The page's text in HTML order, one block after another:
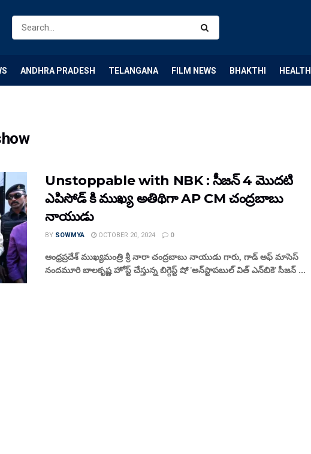
ANDHRA PRADESH TELANGANA FILM NEWS BHAKTHI HEALTH
Unstoppable with NBK : సీజన్ 4 మొదటి
ఎపిసోడ్ కి ముఖ్య అతిథిగా AP CM చంద్రబాబు
నాయుడు
BY SOWMYA OCTOBER 20, 2024 0
ఆంధ్రప్రదేశ్ ముఖ్యమంత్రి శ్రీ నారా చంద్రబాబు నాయుడు గారు, గాడ్ అఫ్ మాసెస్
నందమూరి బాలకృష్ణ హోస్ట్ చేస్తున్న బిగ్గెస్ట్ షో 'అన్‌స్టాపబుల్ విత్ ఎన్‌బికె' సీజన్ ...